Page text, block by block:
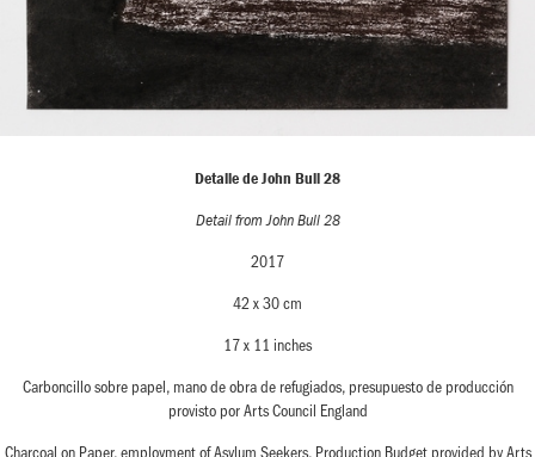
Detalle de John Bull 28
Detail from John Bull 28
2017
42 x 30 cm
17 x 11 inches
Carboncillo sobre papel, mano de obra de refugiados, presupuesto de producción
provisto por Arts Council England
Charcoal on Paper, employment of Asylum Seekers, Production Budget provided by Arts